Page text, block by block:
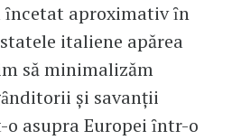
ȋncetat aproximativ ȋn
italiene apărea
să minimalizăm
şi savanţii
asupra Europei ȋntr-o